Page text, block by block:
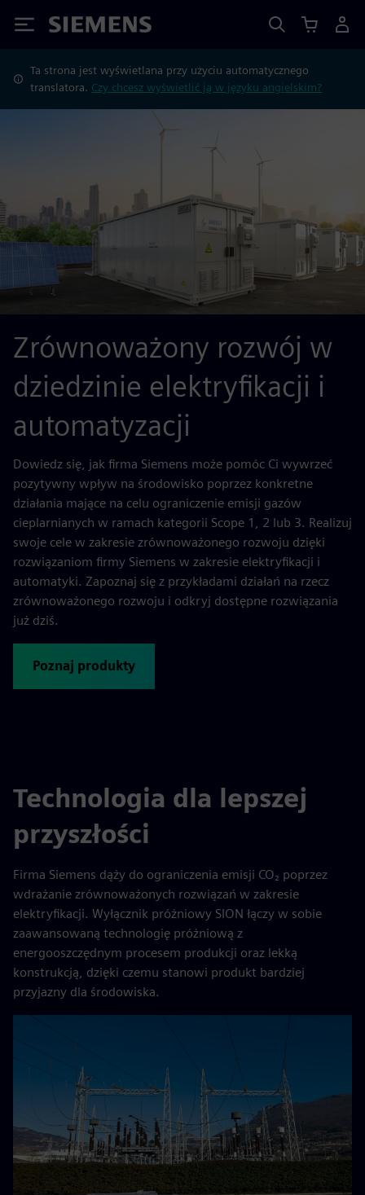
Siemens
Ta strona jest wyświetlana przy użyciu automatycznego
translatora. Czy chcesz wyświetlić ją w języku angielskim?
Zrównoważony rozwój w
dziedzinie elektryfikacji i
automatyzacji
Dowiedz się, jak firma Siemens może pomóc Ci wywrzeć
pozytywny wpływ na środowisko poprzez konkretne
działania mające na celu ograniczenie emisji gazów
cieplarnianych w ramach kategorii Scope 1, 2 lub 3. Realizuj
swoje cele w zakresie zrównoważonego rozwoju dzięki
rozwiązaniom firmy Siemens w zakresie elektryfikacji i
automatyki. Zapoznaj się z przykładami działań na rzecz
zrównoważonego rozwoju i odkryj dostępne rozwiązania
już dziś.
Poznaj produkty
Technologia dla lepszej
przyszłości
Firma Siemens dąży do ograniczenia emisji CO₂ poprzez
wdrażanie zrównoważonych rozwiązań w zakresie
elektryfikacji. Wyłącznik próżniowy SION łączy w sobie
zaawansowaną technologię próżniową z
energooszczędnym procesem produkcji oraz lekką
konstrukcją, dzięki czemu stanowi produkt bardziej
przyjazny dla środowiska.